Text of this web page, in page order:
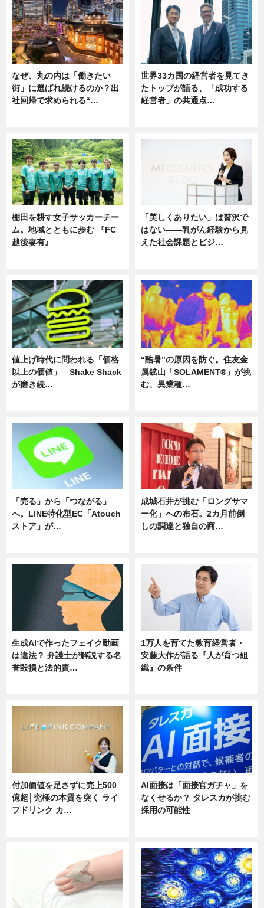
なぜ、丸の内は「働きたい
街」に選ばれ続けるのか？出
社回帰で求められる“…
世界33カ国の経営者を見てき
たトップが語る、「成功する
経営者」の共通点…
棚田を耕す女子サッカーチー
ム。地域とともに歩む 『FC
越後妻有』
「美しくありたい」は贅沢で
はない――乳がん経験から見
えた社会課題とビジ…
値上げ時代に問われる「価格
以上の価値」 Shake Shack
が磨き続…
“酷暑”の原因を防ぐ。住友金
属鉱山「SOLAMENT®」が挑
む、異業種…
「売る」から「つながる」
へ。LINE特化型EC「Atouch
ストア」が…
成城石井が挑む「ロングサマ
ー化」への布石。2カ月前倒
しの調達と独自の商…
生成AIで作ったフェイク動画
は違法？ 弁護士が解説する名
誉毀損と法的責…
1万人を育てた教育経営者・
安藤大作が語る『人が育つ組
織』の条件
付加価値を足さずに売上500
億超│究極の本質を突く ライ
フドリンク カ…
AI面接は「面接官ガチャ」を
なくせるか？ タレスカが挑む
採用の可能性